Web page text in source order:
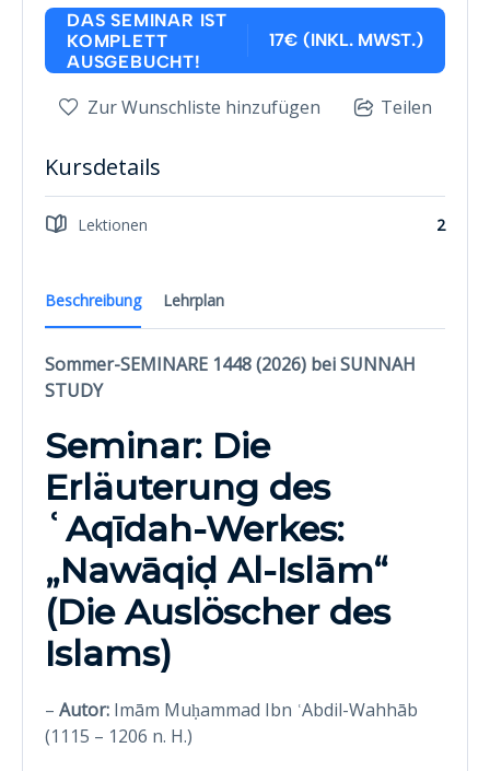
Beschreibung Lehrplan
Sommer-SEMINARE 1448 (2026) bei SUNNAH
STUDY
Seminar: Die
Erläuterung des
ʿAqīdah-Werkes:
„Nawāqiḍ Al-Islām“
(Die Auslöscher des
Islams)
– Autor: Imām Muḥammad Ibn ʿAbdil-Wahhāb
(1115 – 1206 n. H.)
DAS SEMINAR IST
KOMPLETT
AUSGEBUCHT!
17€ (INKL. MWST.)
Zur Wunschliste hinzufügen Teilen
Kursdetails
Lektionen 2